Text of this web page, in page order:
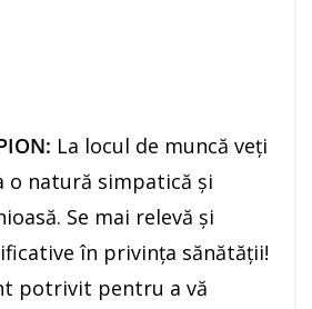
La locul de muncă veţi
o natură simpatică și
Se mai relevă şi
în privinţa sănătăţii!
potrivit pentru a vă